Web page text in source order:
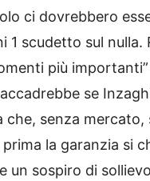
ci dovrebbero
1 scudetto sul
più
se
che, senza
la garanzia si
un sospiro di